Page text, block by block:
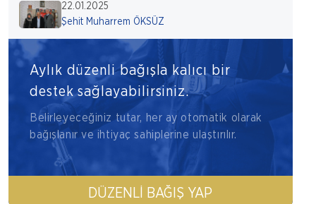
22.01.2025
Şehit Muharrem ÖKSÜZ
Aylık düzenli bağışla kalıcı bir
destek sağlayabilirsiniz.
Belirleyeceğiniz tutar, her ay otomatik olarak
bağışlanır ve ihtiyaç sahiplerine ulaştırılır.
DÜZENLI BAĞIŞ YAP